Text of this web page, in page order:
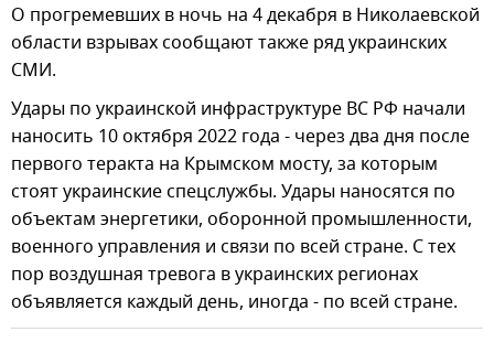
О прогремевших в ночь на 4 декабря в Николаевской
области взрывах сообщают также ряд украинских
СМИ.
Удары по украинской инфраструктуре ВС РФ начали
наносить 10 октября 2022 года - через два дня после
первого теракта на Крымском мосту, за которым
стоят украинские спецслужбы. Удары наносятся по
объектам энергетики, оборонной промышленности,
военного управления и связи по всей стране. С тех
пор воздушная тревога в украинских регионах
объявляется каждый день, иногда - по всей стране.